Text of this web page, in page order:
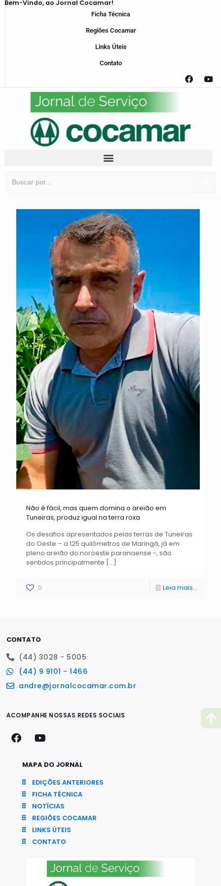
Bem-Vindo, ao Jornal Cocamar!
Ficha Técnica
Regiões Cocamar
Links Úteis
Contato
Não é fácil, mas quem domina o areião em
Tuneiras, produz igual na terra roxa
Os desafios apresentados pelas terras de Tuneiras
do Oeste – a 125 quilômetros de Maringá, já em
pleno areião do noroeste paranaense -, são
sentidos principalmente […]
0 Leia mais...
CONTATO
(44) 3028 - 5005
(44) 9 9101 - 1466
andre@jornalcocamar.com.br
ACOMPANHE NOSSAS REDES SOCIAIS
MAPA DO JORNAL
EDIÇÕES ANTERIORES
FICHA TÉCNICA
NOTÍCIAS
REGIÕES COCAMAR
LINKS ÚTEIS
CONTATO